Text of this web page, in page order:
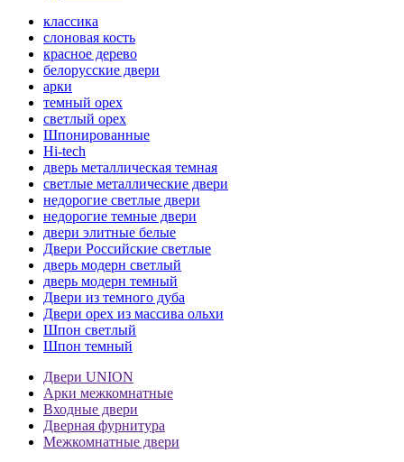
классика
слоновая кость
красное дерево
белорусские двери
арки
темный орех
светлый орех
Шпонированные
Hi-tech
дверь металлическая темная
светлые металлические двери
недорогие светлые двери
недорогие темные двери
двери элитные белые
Двери Российские светлые
дверь модерн светлый
дверь модерн темный
Двери из темного дуба
Двери орех из массива ольхи
Шпон светлый
Шпон темный
Двери UNION
Арки межкомнатные
Входные двери
Дверная фурнитура
Межкомнатные двери